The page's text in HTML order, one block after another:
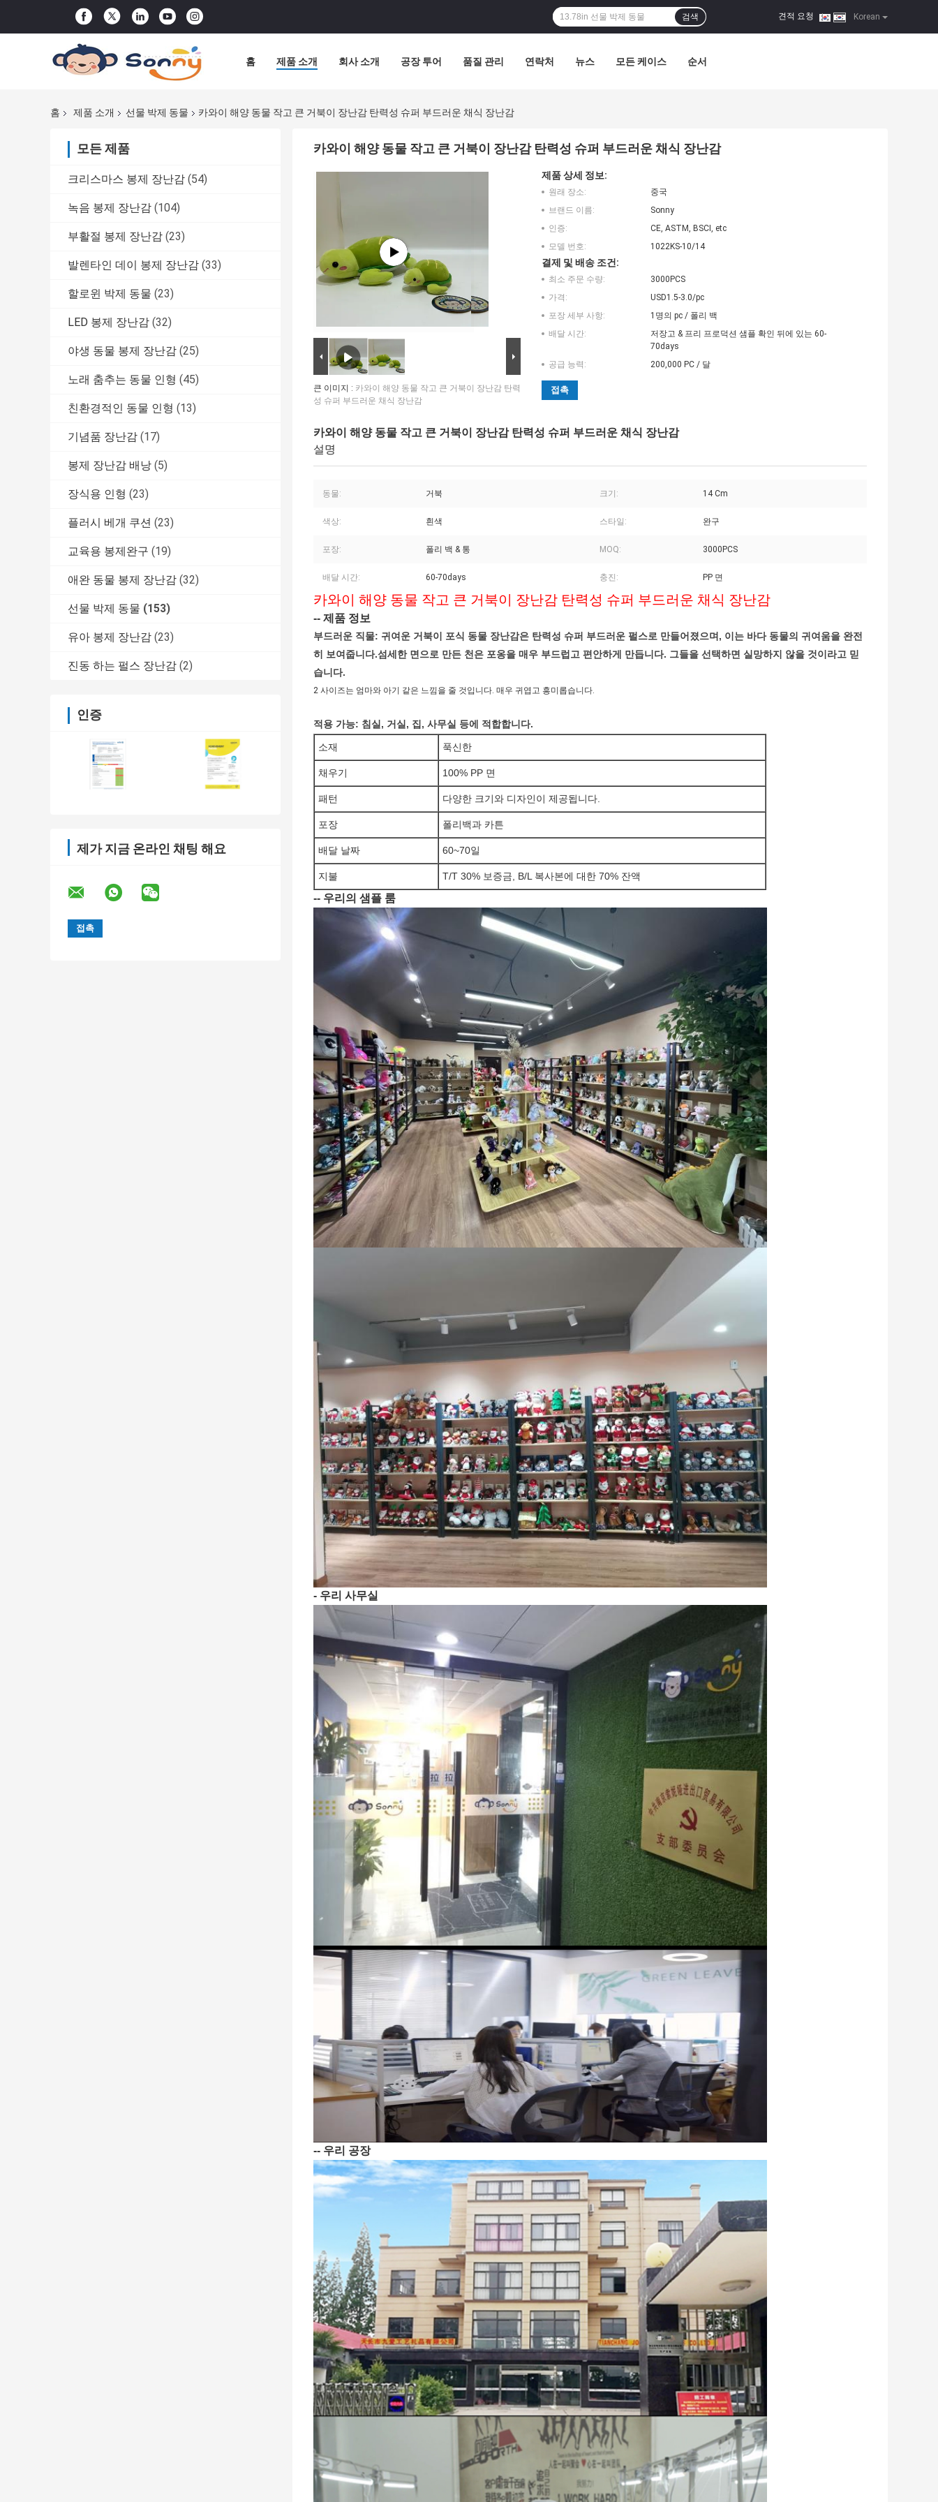
Korean
견적 요청 |
검색
홈 제품 소개 회사 소개 공장 투어 품질 관리 연락처 뉴스 모든 케이스 순서
홈 제품 소개 선물 박제 동물 카와이 해양 동물 작고 큰 거북이 장난감 탄력성 슈퍼 부드러운 채식 장난감
모든 제품
크리스마스 봉제 장난감 (54)
녹음 봉제 장난감 (104)
부활절 봉제 장난감 (23)
발렌타인 데이 봉제 장난감 (33)
할로윈 박제 동물 (23)
LED 봉제 장난감 (32)
야생 동물 봉제 장난감 (25)
노래 춤추는 동물 인형 (45)
친환경적인 동물 인형 (13)
기념품 장난감 (17)
봉제 장난감 배낭 (5)
장식용 인형 (23)
플러시 베개 쿠션 (23)
교육용 봉제완구 (19)
애완 동물 봉제 장난감 (32)
선물 박제 동물 (153)
유아 봉제 장난감 (23)
진동 하는 펄스 장난감 (2)
인증
제가 지금 온라인 채팅 해요
카와이 해양 동물 작고 큰 거북이 장난감 탄력성 슈퍼 부드러운 채식 장난감
큰 이미지 : 카와이 해양 동물 작고 큰 거북이 장난감 탄력
성 슈퍼 부드러운 채식 장난감
제품 상세 정보:
원래 장소:
중국
브랜드 이름:
Sonny
인증:
CE, ASTM, BSCI, etc
모델 번호:
1022KS-10/14
결제 및 배송 조건:
최소 주문 수량:
3000PCS
가격:
USD1.5-3.0/pc
포장 세부 사항:
1명의 pc / 폴리 백
배달 시간:
저장고 & 프리 프로덕션 샘플 확인 뒤에 있는 60-
70days
공급 능력:
200,000 PC / 달
접촉
카와이 해양 동물 작고 큰 거북이 장난감 탄력성 슈퍼 부드러운 채식 장난감
설명
동물: 거북 크기: 14 Cm
색상: 흰색 스타일: 완구
포장: 폴리 백 & 통 MOQ: 3000PCS
배달 시간: 60-70days 충진: PP 면
카와이 해양 동물 작고 큰 거북이 장난감 탄력성 슈퍼 부드러운 채식 장난감
-- 제품 정보
부드러운 직물: 귀여운 거북이 포식 동물 장난감은 탄력성 슈퍼 부드러운 펄스로 만들어졌으며, 이는 바다 동물의 귀여움을 완전
히 보여줍니다.섬세한 면으로 만든 천은 포옹을 매우 부드럽고 편안하게 만듭니다. 그들을 선택하면 실망하지 않을 것이라고 믿
습니다.
2 사이즈는 엄마와 아기 같은 느낌을 줄 것입니다. 매우 귀엽고 흥미롭습니다.
적용 가능: 침실, 거실, 집, 사무실 등에 적합합니다.
소재 푹신한
채우기 100% PP 면
패턴 다양한 크기와 디자인이 제공됩니다.
포장 폴리백과 카튼
배달 날짜 60~70일
지불 T/T 30% 보증금, B/L 복사본에 대한 70% 잔액
-- 우리의 샘플 룸
- 우리 사무실
-- 우리 공장